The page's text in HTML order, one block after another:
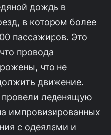
дождь в
в котором более
пассажиров. Это
провода
что не
движение.
леденящую
импровизированных
с одеялами и